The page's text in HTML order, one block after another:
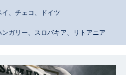
、チェコ、ドイツ
ガリー、スロバキア、リトアニア